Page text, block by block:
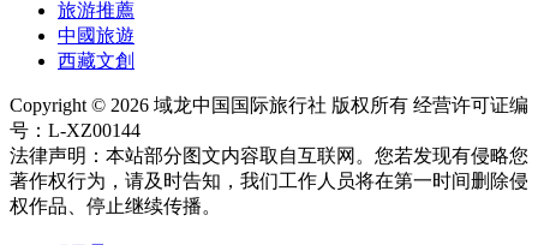
旅游推薦
中國旅遊
西藏文創
Copyright © 2026 域龙中国国际旅行社 版权所有 经营许可证编
号：L-XZ00144
法律声明：本站部分图文内容取自互联网。您若发现有侵略您
著作权行为，请及时告知，我们工作人员将在第一时间删除侵
权作品、停止继续传播。